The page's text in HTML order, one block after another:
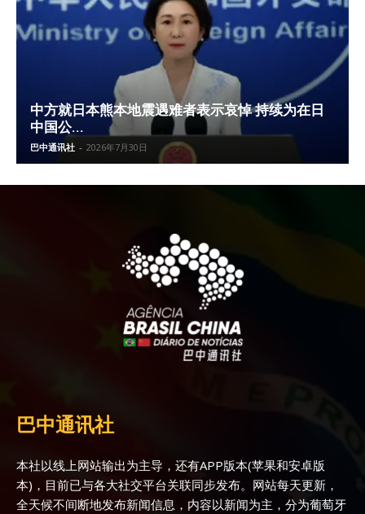
中方就日本熊本地震遇难者表示哀悼 持续为在日
中国公...
巴中通讯社 - 2026年7月30日
巴中通讯社
本社以线上网站输出为主导，还有APP版本(苹果和安卓版
本)，目前已与各大社交平台关联同步发布。网站每天更新，
全天候不间断地发布新闻信息，内容以新闻为主，分为葡萄牙